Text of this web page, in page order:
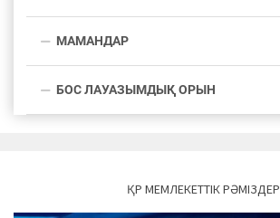
МАМАНДАР
БОС ЛАУАЗЫМДЫҚ ОРЫН
ҚР МЕМЛЕКЕТТІК РӘМІЗДЕР